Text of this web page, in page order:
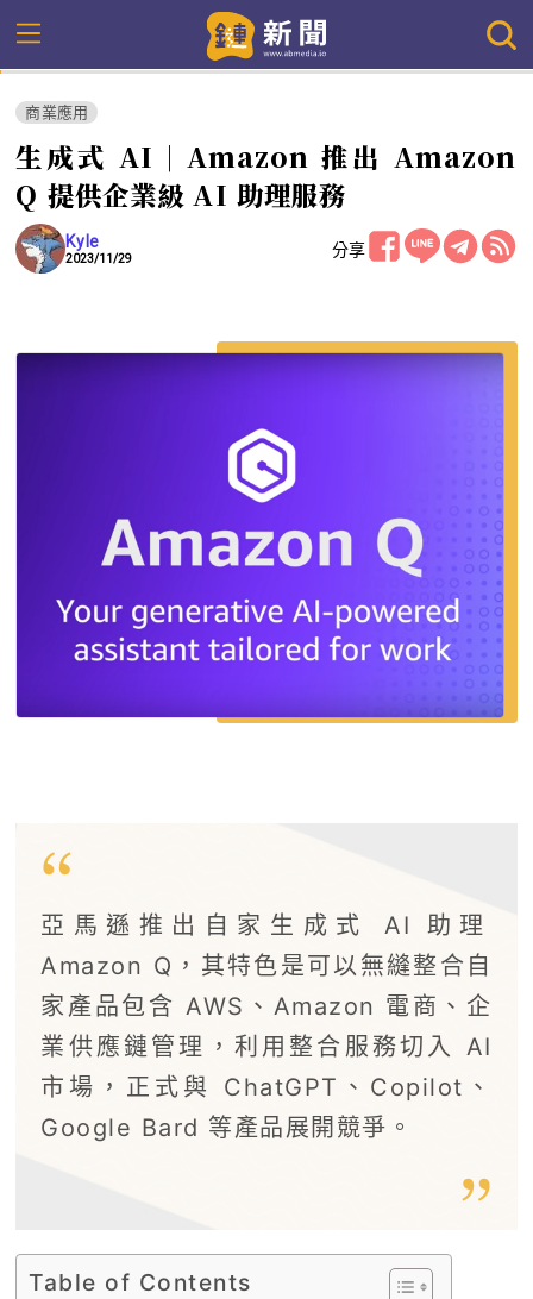
商業應用
生成式 AI｜Amazon 推出 Amazon
Q 提供企業級 AI 助理服務
Kyle
2023/11/29 分享
亞馬遜推出自家生成式 AI 助理
Amazon Q，其特色是可以無縫整合自
家產品包含 AWS、Amazon 電商、企
業供應鏈管理，利用整合服務切入 AI
市場，正式與 ChatGPT、Copilot、
Google Bard 等產品展開競爭。
Table of Contents